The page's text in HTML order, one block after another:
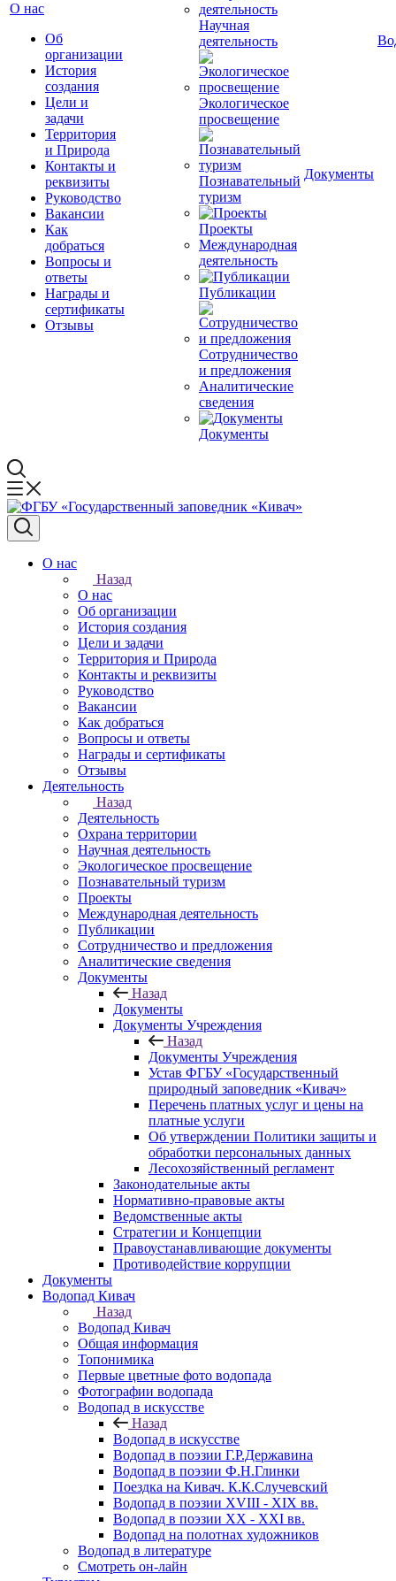
О нас
Об
организации
История
создания
Цели и
задачи
Территория
и Природа
Контакты и
реквизиты
Руководство
Вакансии
Как
добраться
Вопросы и
ответы
Награды и
сертификаты
Отзывы
Научная
деятельность
Экологическое
просвещение
Познавательный
туризм
Проекты
Международная
деятельность
Публикации
Сотрудничество
и предложения
Аналитические
сведения
Документы
Документы
О нас
Назад
О нас
Об организации
История создания
Цели и задачи
Территория и Природа
Контакты и реквизиты
Руководство
Вакансии
Как добраться
Вопросы и ответы
Награды и сертификаты
Отзывы
Деятельность
Назад
Деятельность
Охрана территории
Научная деятельность
Экологическое просвещение
Познавательный туризм
Проекты
Международная деятельность
Публикации
Сотрудничество и предложения
Аналитические сведения
Документы
Назад
Документы
Документы Учреждения
Назад
Документы Учреждения
Устав ФГБУ «Государственный
природный заповедник «Кивач»
Перечень платных услуг и цены на
платные услуги
Об утверждении Политики защиты и
обработки персональных данных
Лесохозяйственный регламент
Законодательные акты
Нормативно-правовые акты
Ведомственные акты
Стратегии и Концепции
Правоустанавливающие документы
Противодействие коррупции
Документы
Водопад Кивач
Назад
Водопад Кивач
Общая информация
Топонимика
Первые цветные фото водопада
Фотографии водопада
Водопад в искусстве
Назад
Водопад в искусстве
Водопад в поэзии Г.Р.Державина
Водопад в поэзии Ф.Н.Глинки
Поездка на Кивач. К.К.Случевский
Водопад в поэзии XVIII - XIX вв.
Водопад в поэзии XX - XXI вв.
Водопад на полотнах художников
Водопад в литературе
Смотреть он-лайн